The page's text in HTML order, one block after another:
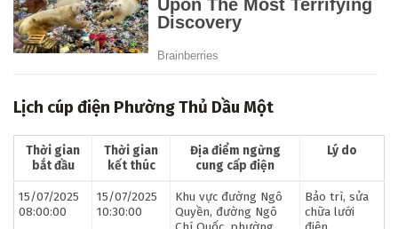
Lịch cúp điện Phường Thủ Dầu Một
Thời gian
bắt đầu
Thời gian
kết thúc
Địa điểm ngừng
cung cấp điện
Lý do
15/07/2025
08:00:00
15/07/2025
10:30:00
Khu vực đường Ngô
Quyền, đường Ngô
Bảo trì, sửa
chữa lưới